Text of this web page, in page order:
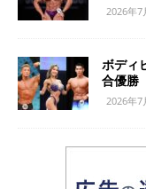
2026年7
ボディ
合優勝
2026年7